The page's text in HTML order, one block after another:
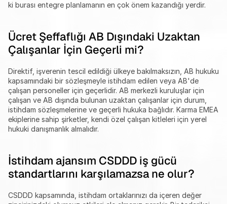
ki burası entegre planlamanın en çok önem kazandığı yerdir.
Ücret Şeffaflığı AB Dışındaki Uzaktan
Çalışanlar İçin Geçerli mi?
Direktif, işverenin tescil edildiği ülkeye bakılmaksızın, AB hukuku
kapsamındaki bir sözleşmeyle istihdam edilen veya AB'de
çalışan personeller için geçerlidir. AB merkezli kuruluşlar için
çalışan ve AB dışında bulunan uzaktan çalışanlar için durum,
istihdam sözleşmelerine ve geçerli hukuka bağlıdır. Karma EMEA
ekiplerine sahip şirketler, kendi özel çalışan kitleleri için yerel
hukuki danışmanlık almalıdır.
İstihdam ajansım CSDDD iş gücü
standartlarını karşılamazsa ne olur?
CSDDD kapsamında, istihdam ortaklarınızı da içeren değer